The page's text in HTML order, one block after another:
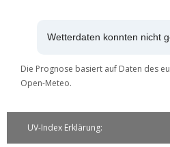
Wetterdaten konnten nicht
Die Prognose basiert auf Daten des
Open-Meteo.
UV-Index Erklärung: